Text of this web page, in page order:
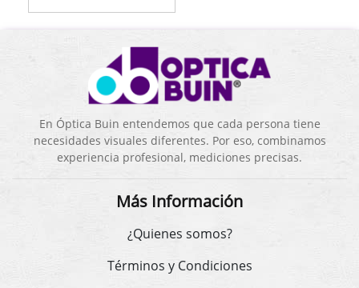
En Óptica Buin entendemos que cada persona tiene
necesidades visuales diferentes. Por eso, combinamos
experiencia profesional, mediciones precisas.
Más Información
¿Quienes somos?
Términos y Condiciones